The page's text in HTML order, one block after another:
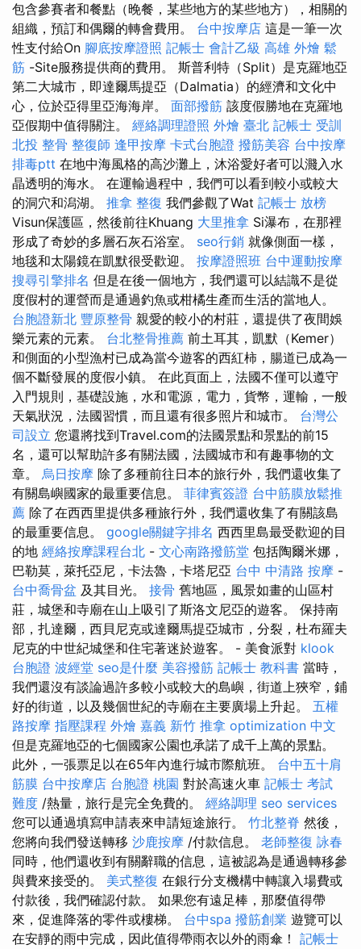
包含參賽者和餐點（晚餐，某些地方的某些地方），相關的
組織，預訂和偶爾的轉會費用。 台中按摩店 這是一筆一次
性支付給On 腳底按摩證照 記帳士 會計乙級 高雄 外燴 鬆
筋 -Site服務提供商的費用。 斯普利特（Split）是克羅地亞
第二大城市，即達爾馬提亞（Dalmatia）的經濟和文化中
心，位於亞得里亞海海岸。 面部撥筋 該度假勝地在克羅地
亞假期中值得關注。 經絡調理證照 外燴 臺北 記帳士 受訓
北投 整骨 整復師 逢甲按摩 卡式台胞證 撥筋美容 台中按摩
排毒ptt 在地中海風格的高沙灘上，沐浴愛好者可以濺入水
晶透明的海水。 在運輸過程中，我們可以看到較小或較大
的洞穴和潟湖。 推拿 整復 我們參觀了Wat 記帳士 放榜
Visun保護區，然後前往Khuang 大里推拿 Si瀑布，在那裡
形成了奇妙的多層石灰石浴室。 seo行銷 就像側面一樣，
地毯和太陽鏡在凱默很受歡迎。 按摩證照班 台中運動按摩
搜尋引擎排名 但是在後一個地方，我們還可以結識不是從
度假村的運營而是通過釣魚或柑橘生產而生活的當地人。
台胞證新北 豐原整骨 親愛的較小的村莊，還提供了夜間娛
樂元素的元素。 台北整骨推薦 前土耳其，凱默（Kemer）
和側面的小型漁村已成為當今遊客的西紅柿，腸道已成為一
個不斷發展的度假小鎮。 在此頁面上，法國不僅可以遵守
入門規則，基礎設施，水和電源，電力，貨幣，運輸，一般
天氣狀況，法國習慣，而且還有很多照片和城市。 台灣公
司設立 您還將找到Travel.com的法國景點和景點的前15
名，還可以幫助許多有關法國，法國城市和有趣事物的文
章。 烏日按摩 除了多種前往日本的旅行外，我們還收集了
有關島嶼國家的最重要信息。 菲律賓簽證 台中筋膜放鬆推
薦 除了在西西里提供多種旅行外，我們還收集了有關該島
的最重要信息。 google關鍵字排名 西西里島最受歡迎的目
的地 經絡按摩課程台北 - 文心南路撥筋堂 包括陶爾米娜，
巴勒莫，萊托亞尼，卡法魯，卡塔尼亞 台中 中清路 按摩 -
台中喬骨盆 及其目光。 接骨 舊地區，風景如畫的山區村
莊，城堡和寺廟在山上吸引了斯洛文尼亞的遊客。 保持南
部，扎達爾，西貝尼克或達爾馬提亞城市，分裂，杜布羅夫
尼克的中世紀城堡和住宅著迷於遊客。 - 美食派對 klook
台胞證 波經堂 seo是什麼 美容撥筋 記帳士 教科書 當時，
我們還沒有談論過許多較小或較大的島嶼，街道上狹窄，鋪
好的街道，以及幾個世紀的寺廟在主要廣場上升起。 五權
路按摩 指壓課程 外燴 嘉義 新竹 推拿 optimization 中文
但是克羅地亞的七個國家公園也承諾了成千上萬的景點。
此外，一張票足以在65年內進行城市際航班。 台中五十肩
筋膜 台中按摩店 台胞證 桃園 對於高速火車 記帳士 考試
難度 /熱量，旅行是完全免費的。 經絡調理 seo services
您可以通過填寫申請表來申請短途旅行。 竹北整脊 然後，
您將向我們發送轉移 沙鹿按摩 /付款信息。 老師整復 詠春
同時，他們還收到有關辭職的信息，這被認為是通過轉移參
與費來接受的。 美式整復 在銀行分支機構中轉讓入場費或
付款後，我們確認付款。 如果您有遠足棒，那麼值得帶
來，促進降落的零件或樓梯。 台中spa 撥筋創業 遊覽可以
在安靜的雨中完成，因此值得帶雨衣以外的雨傘！ 記帳士